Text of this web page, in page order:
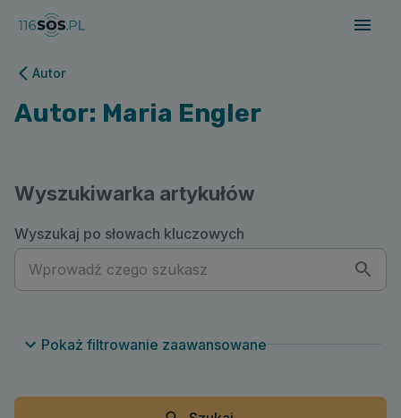
Autor
Autor: Maria Engler
Wyszukiwarka artykułów
Wyszukaj po słowach kluczowych
Pokaż filtrowanie zaawansowane
116sos.pl | Autor: Maria Engler